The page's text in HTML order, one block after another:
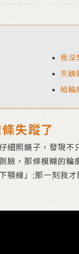
我沒
天鵝
給輪
失蹤了
細照鏡子，發現
，那條模糊的輪
顎線」;那一刻我